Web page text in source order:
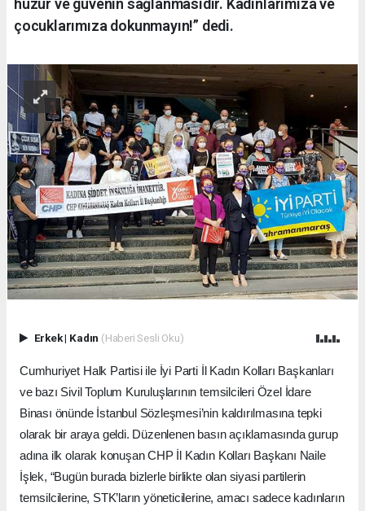
huzur ve güvenin sağlanmasıdır. Kadınlarımıza ve
çocuklarımıza dokunmayın!” dedi.
Erkek| Kadın (Haberi Sesli Oku)
Cumhuriyet Halk Partisi ile İyi Parti İl Kadın Kolları Başkanları
ve bazı Sivil Toplum Kuruluşlarının temsilcileri Özel İdare
Binası önünde İstanbul Sözleşmesi’nin kaldırılmasına tepki
olarak bir araya geldi. Düzenlenen basın açıklamasında gurup
adına ilk olarak konuşan CHP İl Kadın Kolları Başkanı Naile
İşlek, “Bugün burada bizlerle birlikte olan siyasi partilerin
temsilcilerine, STK’ların yöneticilerine, amacı sadece kadınların